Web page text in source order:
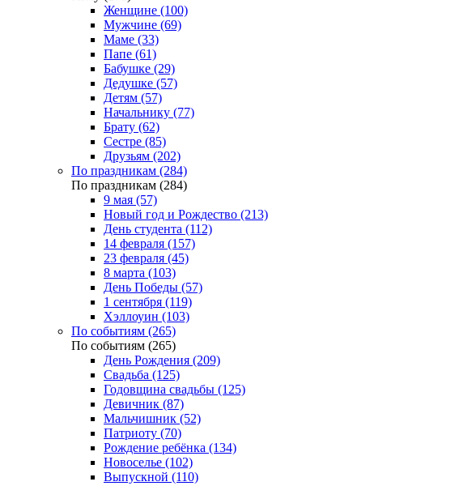
Женщине (100)
Мужчине (69)
Маме (33)
Папе (61)
Бабушке (29)
Дедушке (57)
Детям (57)
Начальнику (77)
Брату (62)
Сестре (85)
Друзьям (202)
По праздникам (284)
По праздникам (284)
9 мая (57)
Новый год и Рождество (213)
День студента (112)
14 февраля (157)
23 февраля (45)
8 марта (103)
День Победы (57)
1 сентября (119)
Хэллоуин (103)
По событиям (265)
По событиям (265)
День Рождения (209)
Свадьба (125)
Годовщина свадьбы (125)
Девичник (87)
Мальчишник (52)
Патриоту (70)
Рождение ребёнка (134)
Новоселье (102)
Выпускной (110)